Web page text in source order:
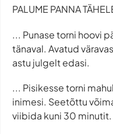
PALUME PANNA
... Punase torni hoovi
tänaval. Avatud
astu julgelt edasi.
... Pisikesse torni
inimesi. Seetõttu
viibida kuni 30 minutit.